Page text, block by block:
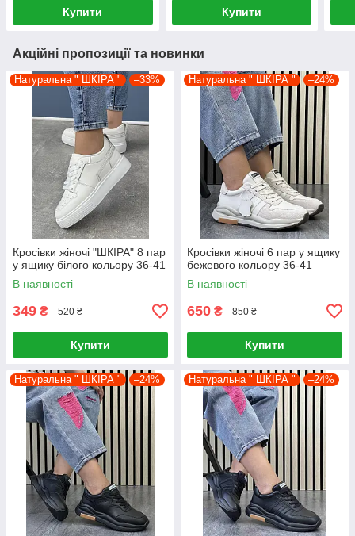
Купити Купити
Акційні пропозиції та новинки
Натуральна " ШКІРА " –33%
Кросівки жіночі "ШКІРА" 8 пар
у ящику білого кольору 36-41
В наявності
349 ₴ 520 ₴
Купити
Натуральна " ШКІРА " –24%
Кросівки жіночі 6 пар у ящику
бежевого кольору 36-41
В наявності
650 ₴ 850 ₴
Купити
Натуральна " ШКІРА " –24% Натуральна " ШКІРА " –24%